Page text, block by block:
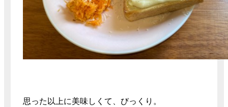
思った以上に美味しくて、びっくり。